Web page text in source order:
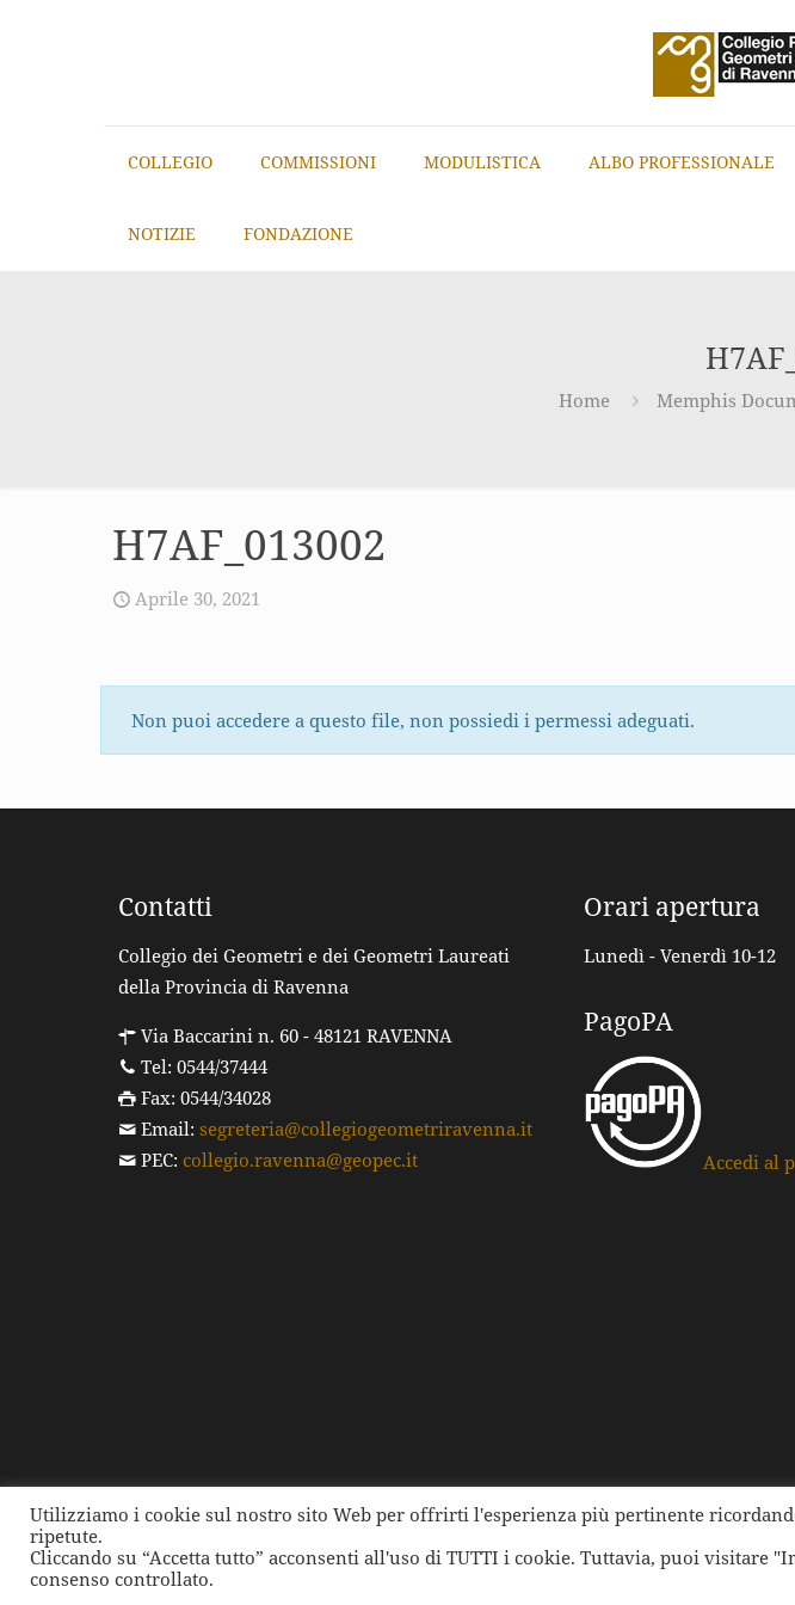
COLLEGIO COMMISSIONI MODULISTICA ALBO PROFESSIONALE
NOTIZIE FONDAZIONE
Home Memphis
H7AF_013002
Aprile 30, 2021
Non puoi accedere a questo file, non possiedi i permessi adeguati.
Contatti
Collegio dei Geometri e dei Geometri Laureati
della Provincia di Ravenna
Via Baccarini n. 60 - 48121 RAVENNA
Tel: 0544/37444
Fax: 0544/34028
Email: segreteria@collegiogeometriravenna.it
PEC: collegio.ravenna@geopec.it
Orari apertura
Lunedì - Venerdì 10-12
PagoPA
Accedi al
© 2026 Collegio dei Geometri e dei Geometri Laureati della Provincia di
Utilizziamo i cookie sul nostro sito Web per offrirti l'esperienza più pertinente
ripetute.
Cliccando su “Accetta tutto” acconsenti all'uso di TUTTI i cookie. Tuttavia, puoi visitare
consenso controllato.